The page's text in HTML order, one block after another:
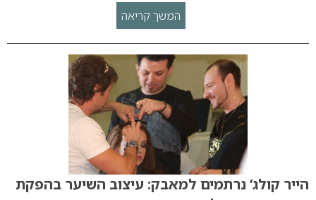
המשך קריאה
הייר קולג’ נרתמים למאבק: עיצוב השיער בהפקת